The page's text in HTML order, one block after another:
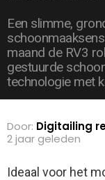
Een slimme,
maand de RV3
gestuurde
technologie met
Door: Digitailing
2 jaar geleden
Ideaal voor het